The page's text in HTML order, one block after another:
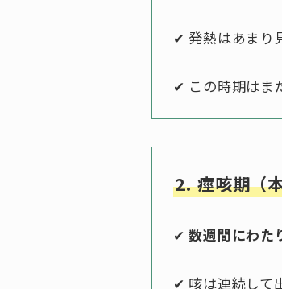
✔ 発熱はあまり
✔ この時期はま
2. 痙咳期（
✔数週間にわた
✔ 咳は連続して